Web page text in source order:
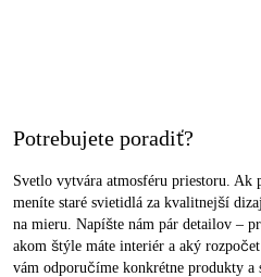
Potrebujete poradiť?
Svetlo vytvára atmosféru priestoru. Ak
meníte staré svietidlá za kvalitnejší
na mieru. Napíšte nám pár detailov –
akom štýle máte interiér a aký
vám odporučíme konkrétne produkty a